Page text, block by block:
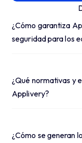
¿Cómo garantiza
seguridad para los
¿Qué normativas y
Applivery?
¿Cómo se generan